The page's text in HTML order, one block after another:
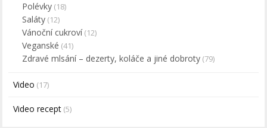
Polévky (18)
Saláty (12)
Vánoční cukroví(12)
Veganské (41)
Zdravé mlsání – dezerty, koláče a jiné dobroty (79)
Video (17)
Video recept (5)